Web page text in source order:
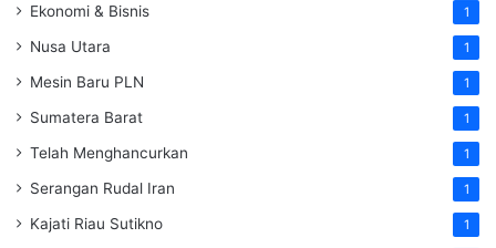
Ekonomi & Bisnis 1
Nusa Utara 1
Mesin Baru PLN 1
Sumatera Barat 1
Telah Menghancurkan 1
Serangan Rudal Iran 1
Kajati Riau Sutikno 1